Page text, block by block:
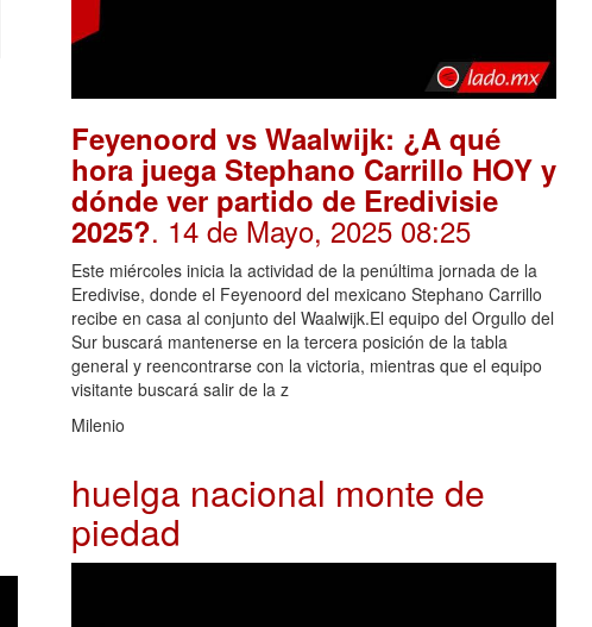
Feyenoord vs Waalwijk: ¿A qué
hora juega Stephano Carrillo HOY y
dónde ver partido de Eredivisie
2025?. 14 de Mayo, 2025 08:25
Este miércoles inicia la actividad de la penúltima jornada de la
Eredivise, donde el Feyenoord del mexicano Stephano Carrillo
recibe en casa al conjunto del Waalwijk.El equipo del Orgullo del
Sur buscará mantenerse en la tercera posición de la tabla
general y reencontrarse con la victoria, mientras que el equipo
visitante buscará salir de la z
Milenio
huelga nacional monte de
piedad